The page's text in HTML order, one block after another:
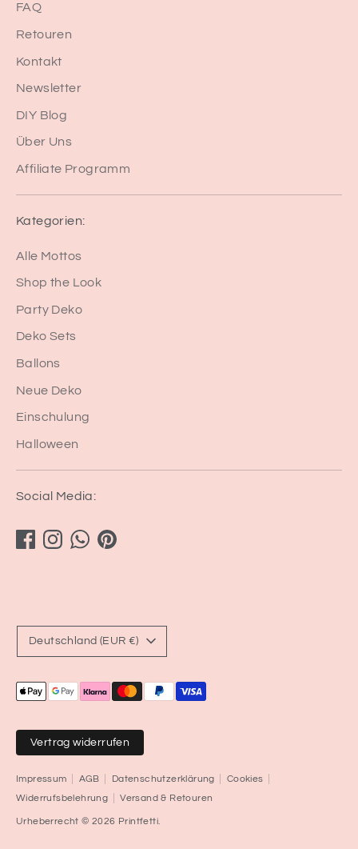
FAQ
Retouren
Kontakt
Newsletter
DIY Blog
Über Uns
Affiliate Programm
Kategorien:
Alle Mottos
Shop the Look
Party Deko
Deko Sets
Ballons
Neue Deko
Einschulung
Halloween
Social Media:
Vertrag widerrufen
Impressum AGB Datenschutzerklärung
Cookies
Widerrufsbelehrung
Versand & Retouren
Urheberrecht © 2026 Printfetti
Währung
Deutschland (EUR €)
Akzeptierte